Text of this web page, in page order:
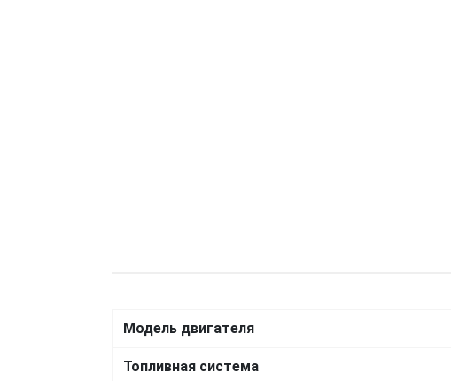
Модель двигателя
Топливная система